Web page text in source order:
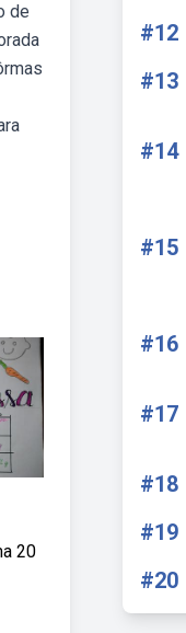
de
20
#12
#13
#14
#15
#16
#17
#18
#19
#20